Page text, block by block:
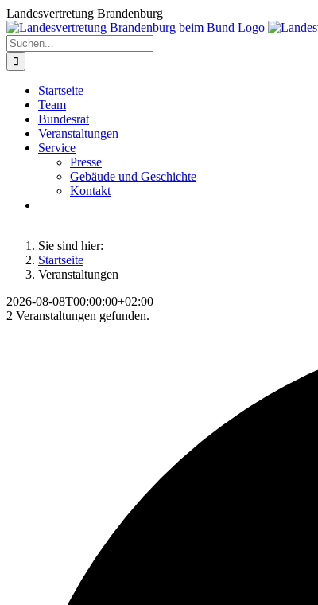
Zum
Inhalt
springen
Landesvertretung Brandenburg
Suche
nach:
Startseite
Team
Bundesrat
Veranstaltungen
Service
Presse
Gebäude und Geschichte
Kontakt
Sie sind hier:
Startseite
Veranstaltungen
2026-08-08T00:00:00+02:00
2 Veranstaltungen gefunden.